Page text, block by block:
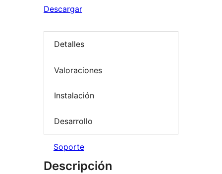
Descargar
Detalles
Valoraciones
Instalación
Desarrollo
Soporte
Descripción